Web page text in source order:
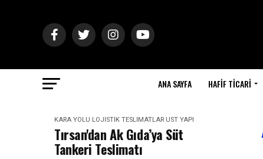
ANA SAYFA HAFIF TICARI
KARA YOLU LOJISTIK TESLIMATLAR ÜST YAPI
Tırsan'dan Ak Gıda’ya Süt
Tankeri Teslimatı